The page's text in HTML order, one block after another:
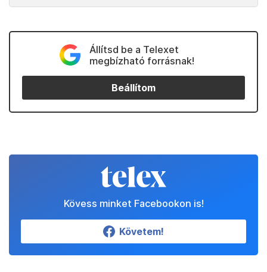
Állítsd be a Telexet
megbízható forrásnak!
Beállítom
Kövess minket Facebookon is!
Követem!